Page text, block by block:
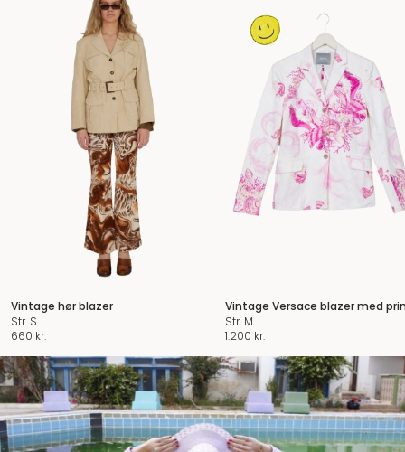
Vintage hør blazer
Str. S
660 kr.
Vintage Versace blazer med
Str. M
1.200 kr.